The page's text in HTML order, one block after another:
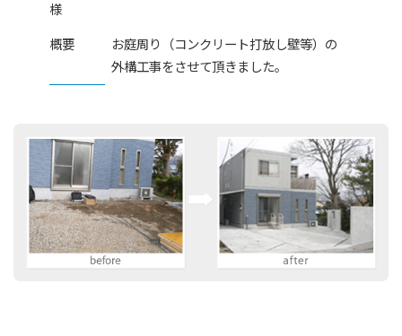
様
概要
お庭周り（コンクリート打放し壁等）の
外構工事をさせて頂きました。